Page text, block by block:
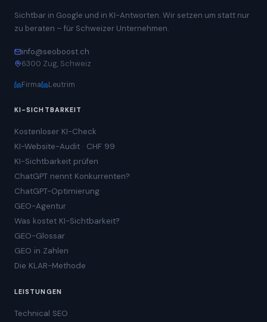
Sichtbar in Google und in KI-Antworten. Wir setzen um statt nur
zu beraten – für Schweizer Unternehmen.
info@seoboost.ch
6300 Zug, Schweiz
Firma Leutrim
KI-SICHTBARKEIT
Kostenloser KI-Check
KI-Website-Audit · CHF 99
KI-Sichtbarkeit prüfen
ChatGPT nennt Konkurrenten?
ChatGPT-Optimierung
GEO-Agentur
Was kostet KI-Sichtbarkeit?
GEO-Glossar
GEO in Zahlen
Die KLAR-Methode
LEISTUNGEN
Technical SEO